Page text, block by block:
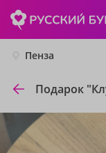
Пенза
Подарок